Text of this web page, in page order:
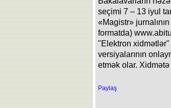
seçimi 7 – 13 iyul
«Magistr»
formatda)
"Elektron
versiyalarının
etmək olar.
Paylaş